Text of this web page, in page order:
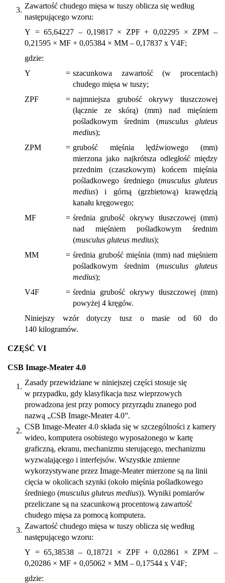
3. Zawartość chudego mięsa w tuszy oblicza się według
następującego wzoru:
Y = 65,64227 – 0,19817 × ZPF + 0,02295 × ZPM –
0,21595 × MF + 0,05384 × MM – 0,17837 x V4F;
gdzie:
Y
= szacunkowa zawartość (w procentach)
chudego mięsa w tuszy;
ZPF
= najmniejsza grubość okrywy tłuszczowej
(łącznie ze skórą) (mm) nad mięśniem
pośladkowym średnim (musculus gluteus
medius);
ZPM
= grubość mięśnia lędźwiowego (mm)
mierzona jako najkrótsza odległość między
przednim (czaszkowym) końcem mięśnia
pośladkowego średniego (musculus gluteus
medius) i górną (grzbietową) krawędzią
kanału kręgowego;
MF
= średnia grubość okrywy tłuszczowej (mm)
nad mięśniem pośladkowym średnim
(musculus gluteus medius);
MM
= średnia grubość mięśnia (mm) nad mięśniem
pośladkowym średnim (musculus gluteus
medius);
V4F
= średnia grubość okrywy tłuszczowej (mm)
powyżej 4 kręgów.
Niniejszy wzór dotyczy tusz o masie od 60 do
140 kilogramów.
CZĘŚĆ VI
CSB Image-Meater 4.0
1. Zasady przewidziane w niniejszej części stosuje się
w przypadku, gdy klasyfikacja tusz wieprzowych
prowadzona jest przy pomocy przyrządu znanego pod
nazwą „CSB Image-Meater 4.0”.
2. CSB Image-Meater 4.0 składa się w szczególności z kamery
wideo, komputera osobistego wyposażonego w kartę
graficzną, ekranu, mechanizmu sterującego, mechanizmu
wyzwalającego i interfejsów. Wszystkie zmienne
wykorzystywane przez Image-Meater mierzone są na linii
cięcia w okolicach szynki (około mięśnia pośladkowego
średniego (musculus gluteus medius)). Wyniki pomiarów
przeliczane są na szacunkową procentową zawartość
chudego mięsa za pomocą komputera.
3. Zawartość chudego mięsa w tuszy oblicza się według
następującego wzoru:
Y = 65,38538 – 0,18721 × ZPF + 0,02861 × ZPM –
0,20286 × MF + 0,05062 × MM – 0,17544 x V4F;
gdzie: